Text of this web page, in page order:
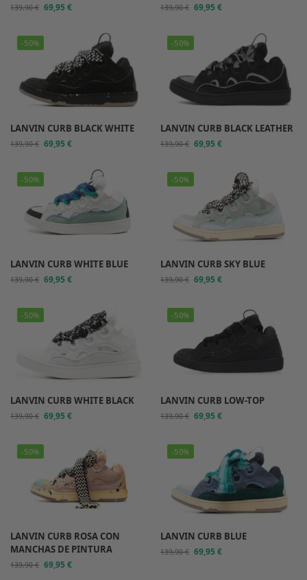
139,90€ 69,95€ 139,90€ 69,95€
-50%
LANVIN CURB BLACK WHITE
139,90€ 69,95€
-50%
LANVIN CURB BLACK LEATHER
139,90€ 69,95€
-50%
LANVIN CURB WHITE BLUE
139,90€ 69,95€
-50%
LANVIN CURB SKY BLUE
139,90€ 69,95€
-50%
LANVIN CURB WHITE BLACK
139,90€ 69,95€
-50%
LANVIN CURB LOW-TOP
139,90€ 69,95€
-50%
LANVIN CURB ROSA CON
MANCHAS DE PINTURA
139,90€ 69,95€
-50%
LANVIN CURB BLUE
139,90€ 69,95€